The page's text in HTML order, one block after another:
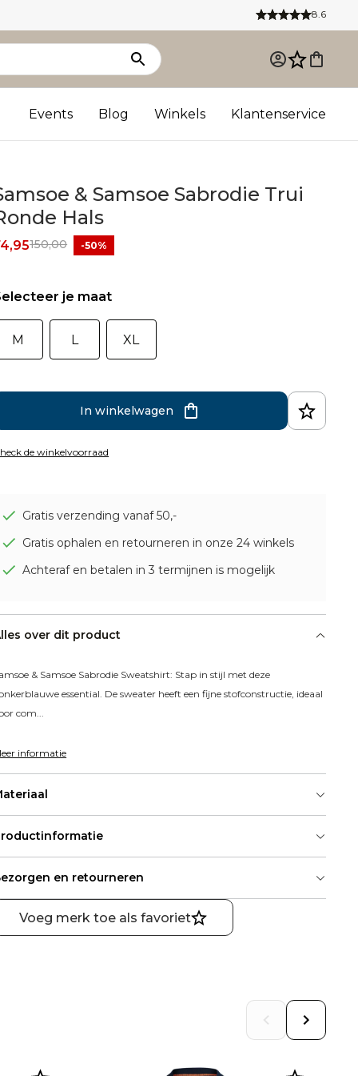
8.6
Events Blog Winkels Klantenservice
& Samsoe Sabrodie Trui
Hals
150,00 -50%
je maat
M L XL
In winkelwagen
de winkelvoorraad
Gratis verzending vanaf 50,-
Gratis ophalen en retourneren in onze 24 winkels
Achteraf en betalen in 3 termijnen is mogelijk
over dit product
& Samsoe Sabrodie Sweatshirt: Stap in stijl met deze
essential. De sweater heeft een fijne stofconstructie, ideaal
com...
informatie
en retourneren
Voeg merk toe als favoriet